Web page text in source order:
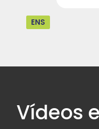
ENS
Vídeos